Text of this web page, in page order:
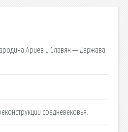
Ариев и Славян — Держава
средневековья.